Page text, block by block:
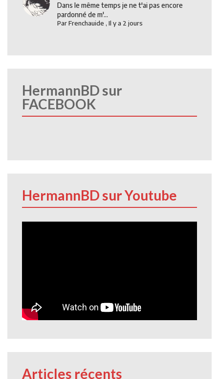
Dans le même temps je ne t'ai pas encore
pardonné de m'...
ParFrenchauide ,Il y a 2 jours
HermannBD sur
FACEBOOK
HermannBD sur Youtube
Articles récents